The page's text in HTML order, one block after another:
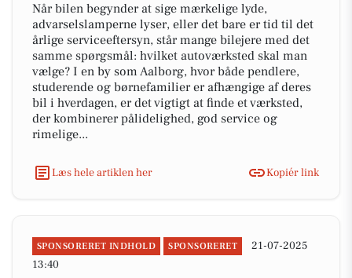
Når bilen begynder at sige mærkelige lyde,
advarselslamperne lyser, eller det bare er tid til det
årlige serviceeftersyn, står mange bilejere med det
samme spørgsmål: hvilket autoværksted skal man
vælge? I en by som Aalborg, hvor både pendlere,
studerende og børnefamilier er afhængige af deres
bil i hverdagen, er det vigtigt at finde et værksted,
der kombinerer pålidelighed, god service og
rimelige...
Læs hele artiklen her Kopiér link
SPONSORERET INDHOLD SPONSORERET
21-07-2025
13:40